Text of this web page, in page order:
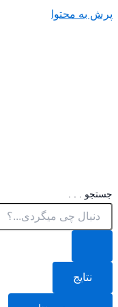
پرش به محتوا
جستجو . . .
نتایج